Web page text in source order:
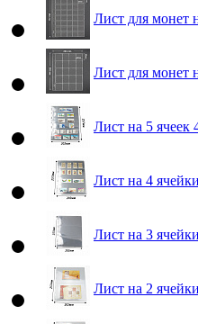
Лист для монет
Лист для монет
Лист на 5 ячеек
Лист на 4
Лист на 3
Лист на 2